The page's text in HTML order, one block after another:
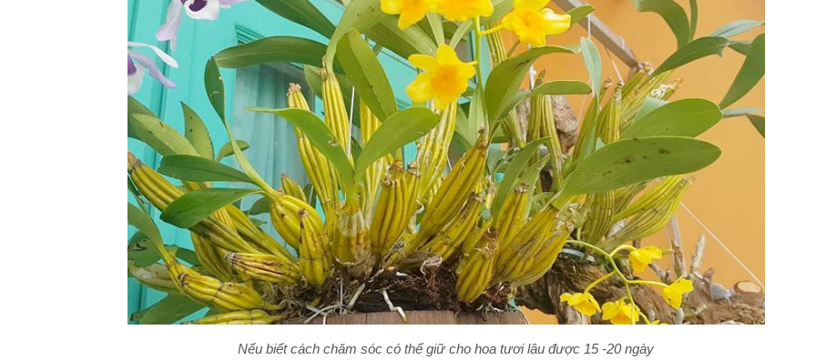
Nếu biết cách chăm sóc có thể giữ cho hoa tươi lâu được 15 -20 ngày